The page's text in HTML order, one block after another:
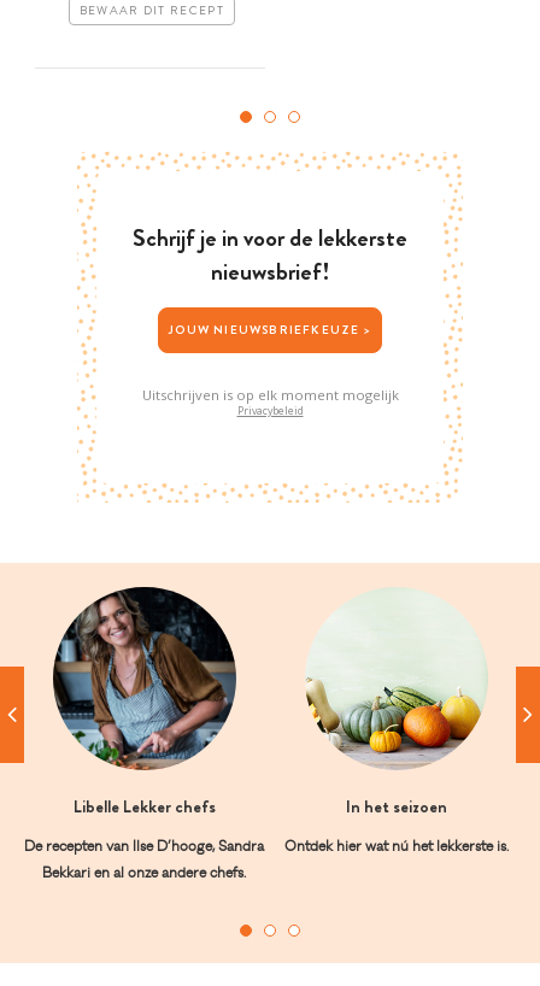
BEWAAR DIT RECEPT
Schrijf je in voor de lekkerste
nieuwsbrief!
JOUW NIEUWSBRIEFKEUZE >
Uitschrijven is op elk moment mogelijk
Privacybeleid
Libelle Lekker chefs
De recepten van Ilse D’hooge, Sandra
Bekkari en al onze andere chefs.
In het seizoen
Ontdek hier wat nú het lekkerste is.